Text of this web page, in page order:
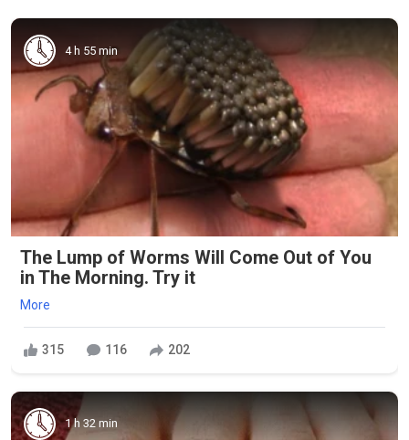
4 h 55 min
The Lump of Worms Will Come Out of You
in The Morning. Try it
More
315 116 202
1 h 32 min